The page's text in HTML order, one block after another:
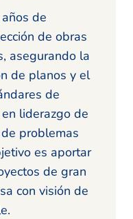
de
de obras
asegurando la
de planos y el
de
liderazgo de
problemas
es aportar
de gran
con visión de